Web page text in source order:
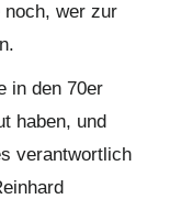
noch, wer zur
in den 70er
haben, und
verantwortlich